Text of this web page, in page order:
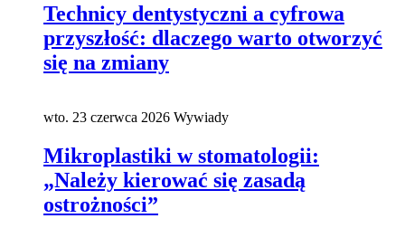
Technicy dentystyczni a cyfrowa
przyszłość: dlaczego warto otworzyć
się na zmiany
wto. 23 czerwca 2026 Wywiady
Mikroplastiki w stomatologii:
„Należy kierować się zasadą
ostrożności”